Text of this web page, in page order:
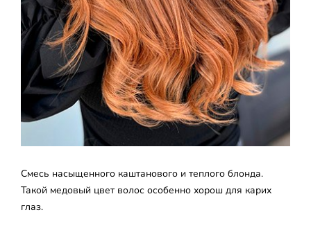
Смесь насыщенного каштанового и теплого блонда.
Такой медовый цвет волос особенно хорош для карих
глаз.